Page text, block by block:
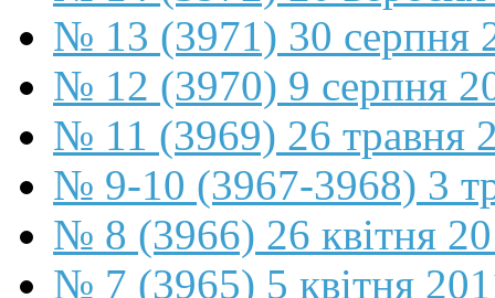
№ 13 (3971) 30 серпня
№ 12 (3970) 9 серпня
№ 11 (3969) 26 травня
№ 9-10 (3967-3968) 3
№ 8 (3966) 26 квітня
№ 7 (3965) 5 квітня